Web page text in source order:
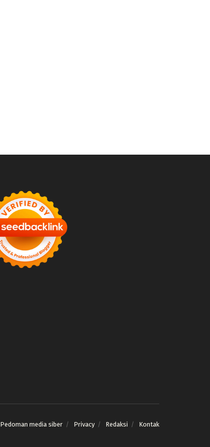
Pedoman media siber Privacy Redaksi Kontak